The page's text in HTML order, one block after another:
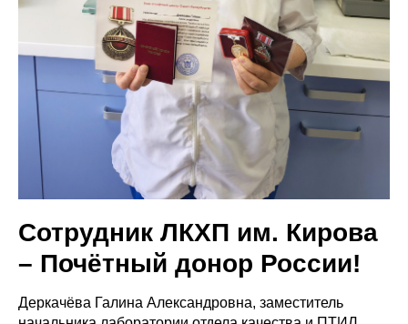
Сотрудник ЛКХП им. Кирова
– Почётный донор России!
Деркачёва Галина Александровна, заместитель